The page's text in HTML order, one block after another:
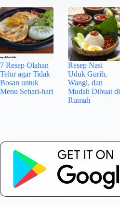
7 Resep Olahan
Telur agar Tidak
Bosan untuk
Menu Sehari-hari
Resep Nasi
Uduk Gurih,
Wangi, dan
Mudah Dibuat di
Rumah